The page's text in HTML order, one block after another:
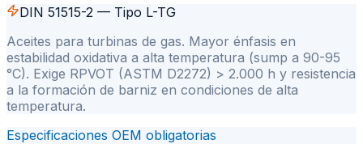
DIN 51515-2 — Tipo L-TG
Aceites para turbinas de gas. Mayor énfasis en
estabilidad oxidativa a alta temperatura (sump a 90-95
°C). Exige RPVOT (ASTM D2272) > 2.000 h y resistencia
a la formación de barniz en condiciones de alta
temperatura.
Especificaciones OEM obligatorias